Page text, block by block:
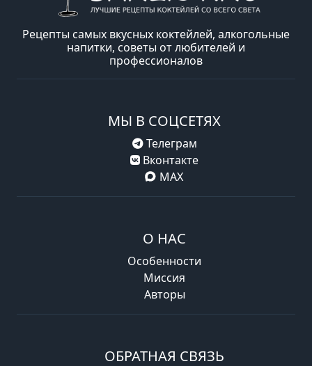
Рецепты самых вкусных коктейлей, алкогольные
напитки, советы от любителей и
профессионалов
МЫ В СОЦСЕТЯХ
Телеграм
Вконтакте
MAX
О НАС
Особенности
Миссия
Авторы
ОБРАТНАЯ СВЯЗЬ